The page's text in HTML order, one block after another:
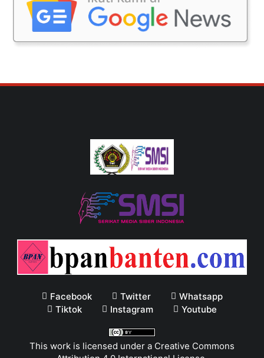
Facebook Twitter
Whatsapp
Tiktok
Instagram Youtube
This work is licensed under a Creative Commons